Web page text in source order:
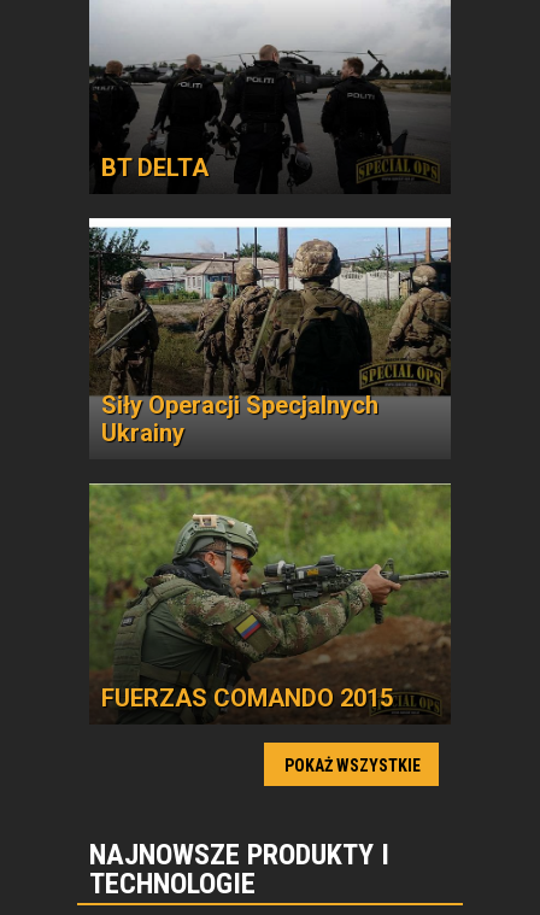
BT DELTA
Siły Operacji Specjalnych
Ukrainy
FUERZAS COMANDO 2015
POKAŻ WSZYSTKIE
NAJNOWSZE PRODUKTY I
TECHNOLOGIE